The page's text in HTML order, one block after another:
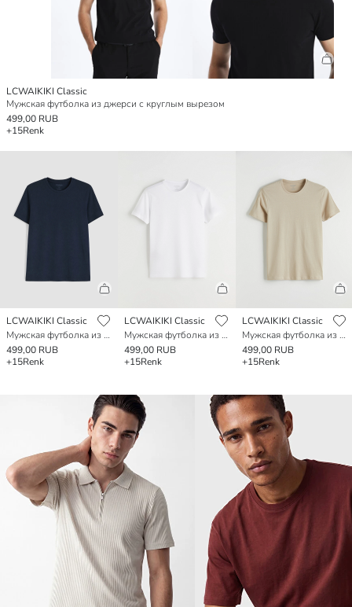
LCWAIKIKI Classic
Мужская футболка из джерси с круглым вырезом
499,00 RUB
+15Renk
LCWAIKIKI Classic
Мужская футболка из джерси с круглым вырезом
499,00 RUB
+15Renk
LCWAIKIKI Classic
Мужская футболка из джерси с круглым вырезом
499,00 RUB
+15Renk
LCWAIKIKI Classic
Мужская футболка из джерси с круглым вырезом
499,00 RUB
+15Renk